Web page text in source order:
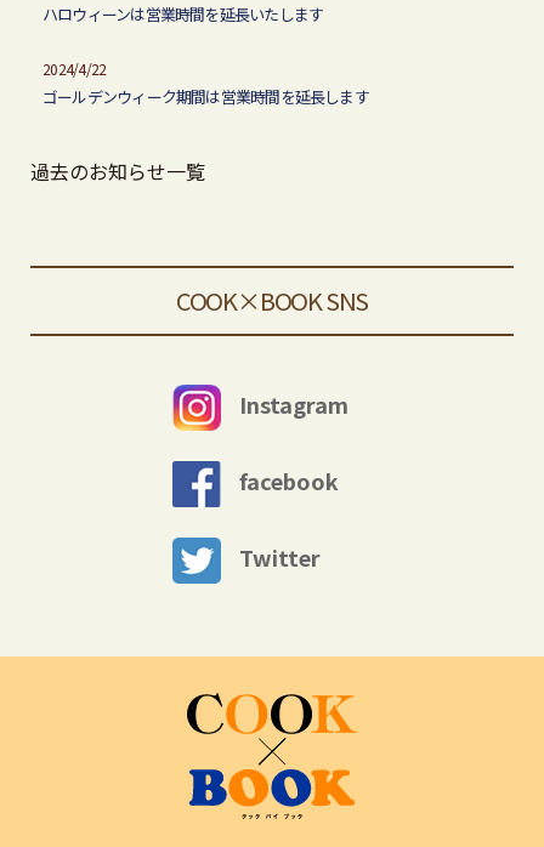
ハロウィーンは営業時間を延長いたします
2024/4/22
ゴールデンウィーク期間は営業時間を延長します
過去のお知らせ一覧
COOK×BOOK SNS
Instagram
facebook
Twitter